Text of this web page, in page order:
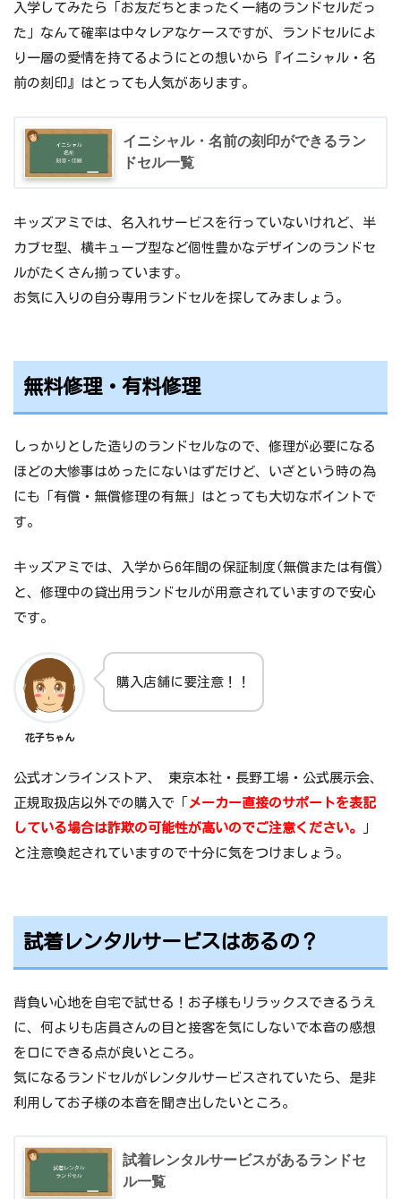
入学してみたら「お友だちとまったく一緒のランドセルだっ
た」なんて確率は中々レアなケースですが、ランドセルによ
り一層の愛情を持てるようにとの想いから『イニシャル・名
前の刻印』はとっても人気があります。
イニシャル・名前の刻印ができるラン
ドセル一覧
キッズアミでは、名入れサービスを行っていないけれど、半
カブセ型、横キューブ型など個性豊かなデザインのランドセ
ルがたくさん揃っています。
お気に入りの自分専用ランドセルを探してみましょう。
無料修理・有料修理
しっかりとした造りのランドセルなので、修理が必要になる
ほどの大惨事はめったにないはずだけど、いざという時の為
にも「有償・無償修理の有無」はとっても大切なポイントで
す。
キッズアミでは、入学から6年間の保証制度(無償または有償)
と、修理中の貸出用ランドセルが用意されていますので安心
です。
花子ちゃん
購入店舗に要注意！！
公式オンラインストア、 東京本社・長野工場・公式展示会、
正規取扱店以外での購入で「
メーカー直接のサポートを表記
している場合は詐欺の可能性が高いのでご注意ください。
と注意喚起されていますので十分に気をつけましょう。
試着レンタルサービスはあるの？
背負い心地を自宅で試せる！お子様もリラックスできるうえ
に、何よりも店員さんの目と接客を気にしないで本音の感想
を口にできる点が良いところ。
気になるランドセルがレンタルサービスされていたら、是非
利用してお子様の本音を聞き出したいところ。
試着レンタルサービスがあるランドセ
ル一覧